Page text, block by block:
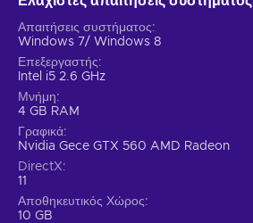
Απαιτήσεις συστήματος
Windows 7/ Windows 8
Επεξεργαστής
Intel i5 2.6 GHz
Μνήμη
4 GB RAM
Γραφικά
Nvidia Gece GTX 560 AMD Radeon
DirectX
11
Αποθηκευτικός Χώρος
10 GB